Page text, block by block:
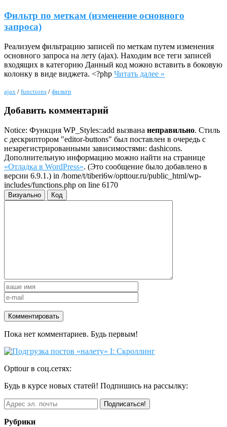
Фильтр по меткам (изменение основного
запроса)
Реализуем фильтрацию записей по меткам путем изменения
основного запроса на лету (ajax). Находим все теги записей
входящих в категорию Данный код можно вставить в боковую
колонку в виде виджета. <?php Читать далее »
ajax / funсtions / фильтр
Добавить комментарий
Notice: Функция WP_Styles::add вызвана неправильно. Стиль
с дескриптором "editor-buttons" был поставлен в очередь с
незарегистрированными зависимостями: dashicons.
Дополнительную информацию можно найти на странице
«Отладка в WordPress». (Это сообщение было добавлено в
версии 6.9.1.) in /home/t/tiberi6w/opttour.ru/public_html/wp-
includes/functions.php on line 6170
Визуально Код
Пока нет комментариев. Будь первым!
Opttour в соц.сетях:
Будь в курсе новых статей! Подпишись на рассылку:
Рубрики